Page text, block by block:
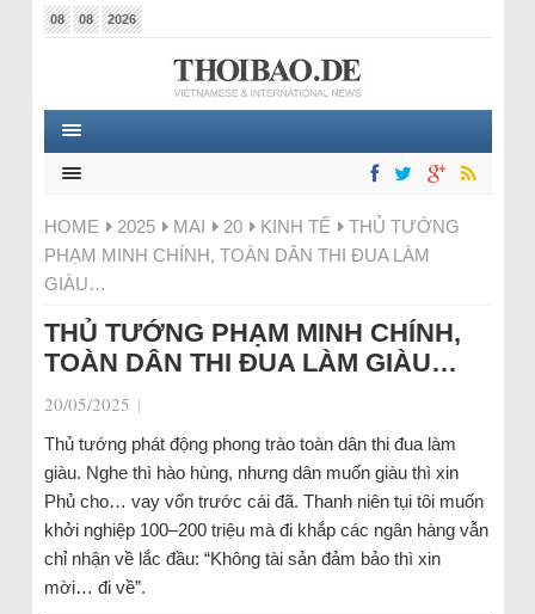
08 08 2026
HOME 2025 MAI 20 KINH TẾ
THỦ TƯỚNG
PHẠM MINH CHÍNH, TOÀN DÂN THI ĐUA LÀM
GIÀU…
THỦ TƯỚNG PHẠM MINH CHÍNH,
TOÀN DÂN THI ĐUA LÀM GIÀU…
20/05/2025 |
Thủ tướng phát động phong trào toàn dân thi đua làm
giàu. Nghe thì hào hùng, nhưng dân muốn giàu thì xin
Phủ cho… vay vốn trước cái đã. Thanh niên tụi tôi muốn
khởi nghiệp 100–200 triệu mà đi khắp các ngân hàng vẫn
chỉ nhận về lắc đầu: “Không tài sản đảm bảo thì xin
mời… đi về”.